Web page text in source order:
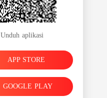
Unduh aplikasi
APP STORE
GOOGLE PLAY